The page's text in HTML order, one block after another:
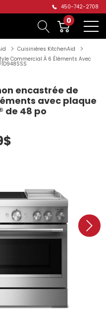
450-742-2708
0
Cuisinières KitchenAid
Commercial À 6 Éléments Avec
encastrée de
avec plaque
de 48 po